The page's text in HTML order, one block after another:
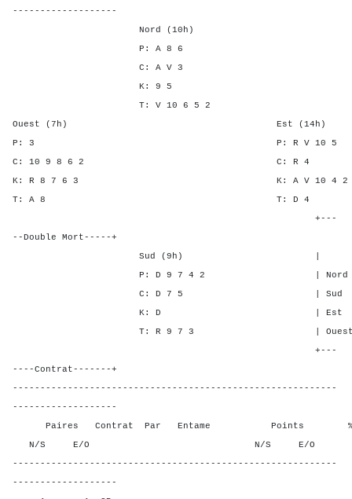
-------------------
Nord (10h)
P: A 8 6
C: A V 3
K: 9 5
T: V 10 6 5 2
Ouest (7h) Est (14h)
P: 3 P: R V
C: 10 9 8 6 2 C:
K: R 8 7 6 3 K: A V 10
T: A 8 T: D
+---
--Double Mort-----+
Sud (9h) | SA P C
P: D 9 7 4 2 | Nord -
C: D 7 5 | Sud - 2
K: D | Est 1 - 2
T: R 9 7 3 | Ouest 1 -
+---
----Contrat-------+
-----------------------------------------------------------
-------------------
Paires Contrat Par Entame Points %
N/S E/O N/S E/O N/
-----------------------------------------------------------
-------------------